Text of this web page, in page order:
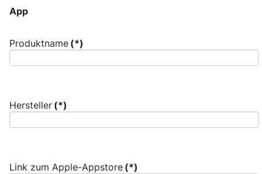
App
Produktname (*)
Hersteller (*)
Link zum Apple-Appstore (*)